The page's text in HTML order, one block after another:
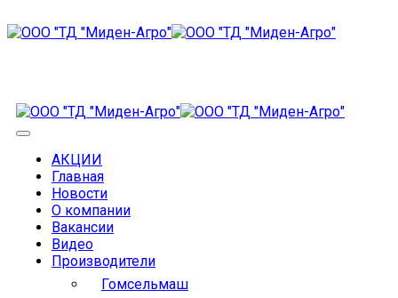
АКЦИИ
Главная
Новости
О компании
Вакансии
Видео
Производители
Гомсельмаш